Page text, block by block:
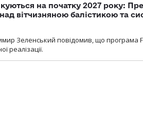
на початку 2027 року:
вітчизняною балістикою та
Зеленський повідомив, що програма
реалізації.